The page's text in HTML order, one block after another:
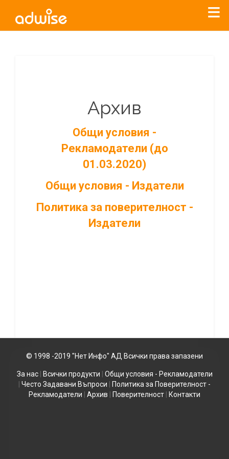
Архив
Общи условия -
Рекламодатели (до
01.03.2020)
Общи условия - Издатели
Политика за поверителност -
Издатели
© 1998 -2019 "Нет Инфо" АД Всички права запазени
За нас| Всички продукти
Общи условия - Рекламодатели
Често Задавани Въпроси
Политика за Поверителност -
Рекламодатели
Архив Поверителност Контакти